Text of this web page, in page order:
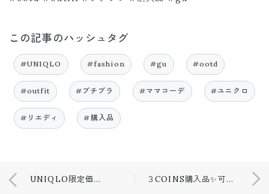
この記事のハッシュタグ
#UNIQLO #fashion #gu #ootd
#outfit #プチプラ #ママコーデ #ユニクロ
#リエディ #購入品
UNIQLO限定価格アイテムでTDSコーデ💕 ３COINS購入品✨可愛いすぎて即買い❤️